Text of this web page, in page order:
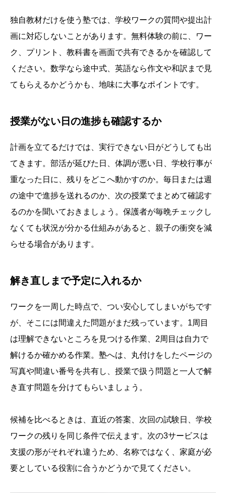
独自教材だけを使う塾では、学校ワークの質問や提出計
画に対応しないことがあります。無料体験の前に、ワー
ク、プリント、教科書を画面で共有できるかを確認して
ください。数学なら途中式、英語なら作文や和訳まで見
てもらえるかどうかも、地味に大事なポイントです。
授業がない日の進捗も確認するか
計画を立てるだけでは、実行できない日がどうしても出
てきます。部活が延びた日、体調が悪い日、学校行事が
重なった日に、残りをどこへ動かすのか。毎日または週
の途中で進捗を送れるのか、次の授業でまとめて確認す
るのかを聞いておきましょう。保護者が毎晩チェックし
なくても状況が分かる仕組みがあると、親子の衝突を減
らせる場合があります。
解き直しまで予定に入れるか
ワークを一周した時点で、つい安心してしまいがちです
が、そこには間違えた問題がまだ残っています。1周目
は理解できないところを見つける作業、2周目は自力で
解けるか確かめる作業。塾へは、丸付けをしたページの
写真や間違い番号を共有し、授業で扱う問題と一人で解
き直す問題を分けてもらいましょう。
候補を比べるときは、直近の答案、次回の試験日、学校
ワークの残りを同じ条件で伝えます。次の3サービスは
支援の形がそれぞれ違うため、名称ではなく、家庭が必
要としている役割に合うかどうかで見てください。